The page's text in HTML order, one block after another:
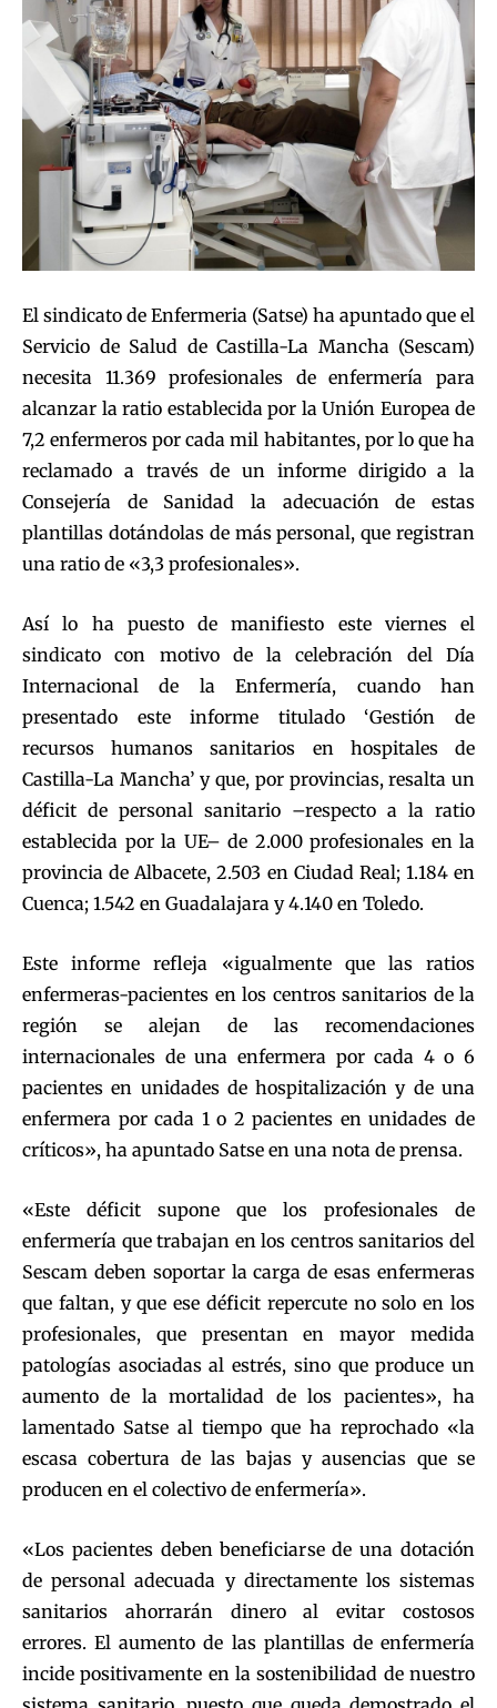
El sindicato de Enfermeria (Satse) ha apuntado que el
Servicio de Salud de Castilla-La Mancha (Sescam)
necesita 11.369 profesionales de enfermería para
alcanzar la ratio establecida por la Unión Europea de
7,2 enfermeros por cada mil habitantes, por lo que ha
reclamado a través de un informe dirigido a la
Consejería de Sanidad la adecuación de estas
plantillas dotándolas de más personal, que registran
una ratio de «3,3 profesionales».
Así lo ha puesto de manifiesto este viernes el
sindicato con motivo de la celebración del Día
Internacional de la Enfermería, cuando han
presentado este informe titulado ‘Gestión de
recursos humanos sanitarios en hospitales de
Castilla-La Mancha’ y que, por provincias, resalta un
déficit de personal sanitario –respecto a la ratio
establecida por la UE– de 2.000 profesionales en la
provincia de Albacete, 2.503 en Ciudad Real; 1.184 en
Cuenca; 1.542 en Guadalajara y 4.140 en Toledo.
Este informe refleja «igualmente que las ratios
enfermeras-pacientes en los centros sanitarios de la
región se alejan de las recomendaciones
internacionales de una enfermera por cada 4 o 6
pacientes en unidades de hospitalización y de una
enfermera por cada 1 o 2 pacientes en unidades de
críticos», ha apuntado Satse en una nota de prensa.
«Este déficit supone que los profesionales de
enfermería que trabajan en los centros sanitarios del
Sescam deben soportar la carga de esas enfermeras
que faltan, y que ese déficit repercute no solo en los
profesionales, que presentan en mayor medida
patologías asociadas al estrés, sino que produce un
aumento de la mortalidad de los pacientes», ha
lamentado Satse al tiempo que ha reprochado «la
escasa cobertura de las bajas y ausencias que se
producen en el colectivo de enfermería».
«Los pacientes deben beneficiarse de una dotación
de personal adecuada y directamente los sistemas
sanitarios ahorrarán dinero al evitar costosos
errores. El aumento de las plantillas de enfermería
incide positivamente en la sostenibilidad de nuestro